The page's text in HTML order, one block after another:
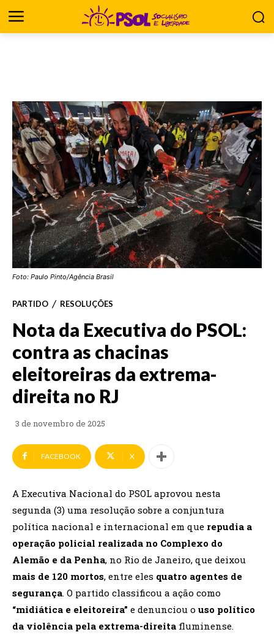
Foto: Paulo Pinto/Agência Brasil
PARTIDO RESOLUÇÕES
Nota da Executiva do PSOL:
contra as chacinas
eleitoreiras da extrema-
direita no RJ
3 de novembro de 2025
FACEBOOK X
A Executiva Nacional do PSOL aprovou nesta
segunda (3) uma resolução sobre a conjuntura
política nacional e internacional em que repudia a
operação policial realizada no Complexo do
Alemão e da Penha, no Rio de Janeiro, que deixou
mais de 120 mortos, entre eles quatro agentes de
segurança. O partido classificou a ação como
“midiática e eleitoreira” e denunciou o uso político
da violência pela extrema-direita fluminense.